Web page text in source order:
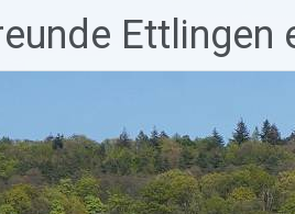
Ettlingen